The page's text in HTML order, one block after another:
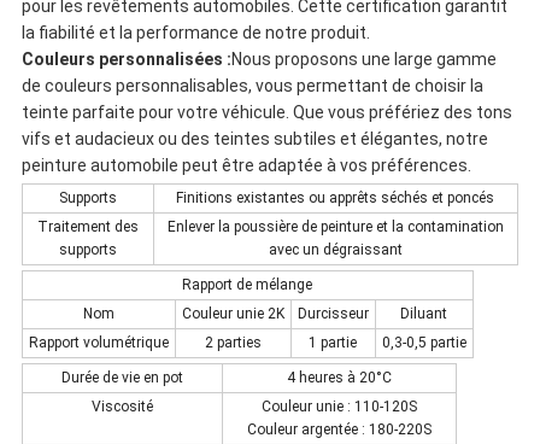
pour les revêtements automobiles. Cette certification garantit
la fiabilité et la performance de notre produit.
Couleurs personnalisées :Nous proposons une large gamme
de couleurs personnalisables, vous permettant de choisir la
teinte parfaite pour votre véhicule. Que vous préfériez des tons
vifs et audacieux ou des teintes subtiles et élégantes, notre
peinture automobile peut être adaptée à vos préférences.
Supports
Finitions existantes ou apprêts séchés et poncés
Traitement des
supports
Enlever la poussière de peinture et la contamination
avec un dégraissant
Rapport de mélange
Nom
Couleur unie 2K Durcisseur
Diluant
Rapport volumétrique
2 parties 1 partie 0,3-0,5 partie
Durée de vie en pot
4 heures à 20°C
Viscosité
Couleur unie : 110-120S
Couleur argentée : 180-220S